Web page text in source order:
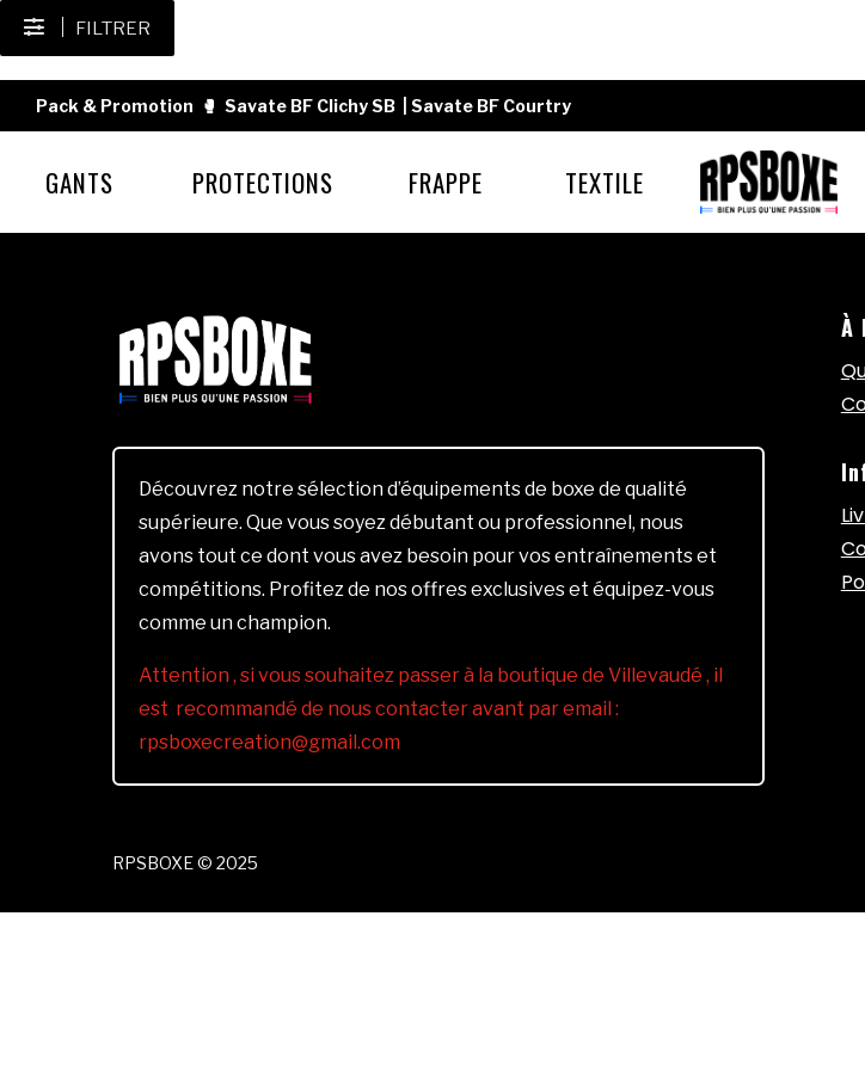
FILTRER
Pack & Promotion 🥊 Savate BF Clichy SB Savate BF Courtry
GANTS PROTECTIONS FRAPPE TEXTILE
Découvrez notre sélection d’équipements de boxe de qualité
supérieure. Que vous soyez débutant ou professionnel, nous
avons tout ce dont vous avez besoin pour vos entraînements et
compétitions. Profitez de nos offres exclusives et équipez-vous
comme un champion.
Attention , si vous souhaitez passer à la boutique de Villevaudé , il
est recommandé de nous contacter avant par email :
rpsboxecreation@gmail.com
À
RPSBOXE © 2025